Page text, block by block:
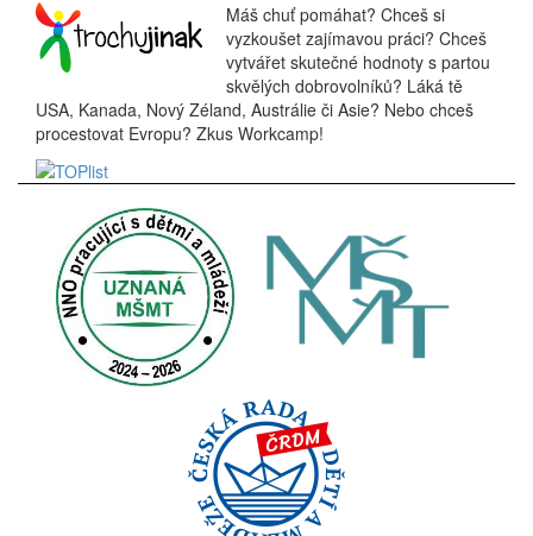
Máš chuť pomáhat? Chceš si
vyzkoušet zajímavou práci? Chceš
vytvářet skutečné hodnoty s partou
skvělých dobrovolníků? Láká tě
USA, Kanada, Nový Zéland, Austrálie či Asie? Nebo chceš
procestovat Evropu? Zkus Workcamp!